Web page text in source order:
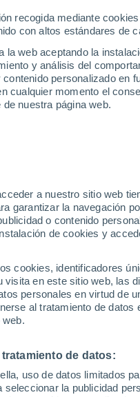
recogida mediante
con altos estándares de
web aceptando la
y análisis del
personalizado en
cualquier momento el
nuestra página web.
a nuestro sitio web
garantizar la navegación
o contenido
de cookies y
cookies, identificadores
en este sitio web, las
personales en virtud de
al tratamiento de
web.
de datos:
uso de datos limitados
la publicidad
Paraguay
se inicia el año en Paraguay
con temperaturas
Paraguay
poblada del Gran Chaco en